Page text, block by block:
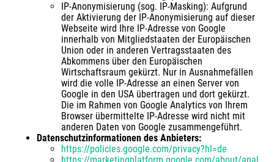
IP-Anonymisierung (sog. IP-Masking): Aufgrund
der Aktivierung der IP-Anonymisierung auf dieser
Webseite wird Ihre IP-Adresse von Google
innerhalb von Mitgliedstaaten der Europäischen
Union oder in anderen Vertragsstaaten des
Abkommens über den Europäischen
Wirtschaftsraum gekürzt. Nur in Ausnahmefällen
wird die volle IP-Adresse an einen Server von
Google in den USA übertragen und dort gekürzt.
Die im Rahmen von Google Analytics von Ihrem
Browser übermittelte IP-Adresse wird nicht mit
anderen Daten von Google zusammengeführt.
Datenschutzinformationen des Anbieters:
https://policies.google.com/privacy?hl=de